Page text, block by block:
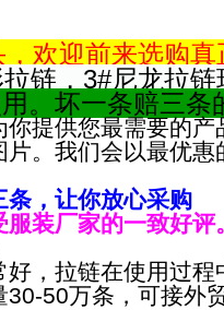
欢迎前来选购真
链，3#尼龙拉
。坏一条赔三条
提供您最需要的
。我们会以最优
条，让你放心采购
装厂家的一致好评。
，拉链在使用过
50万条，可接外贸